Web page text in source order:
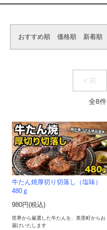
おすすめ順 価格順 新着順
< 前
全8件
牛たん焼厚切り切落し（塩味）
480ｇ
980円(税込)
世界から厳選した牛たんを、美里町からお
届けいたします